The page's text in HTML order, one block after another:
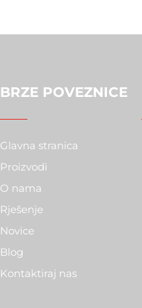
BRZE POVEZNICE
Glavna stranica
Proizvodi
O nama
Rješenje
Novice
Blog
Kontaktiraj nas